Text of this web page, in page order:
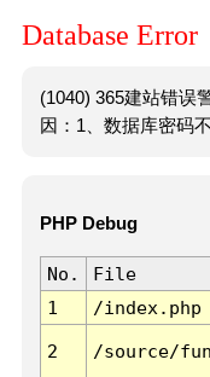
Database Error
(1040) 365建站错误
因：1、数据库密码
PHP Debug
No. File
1
/index.php
2 /source/